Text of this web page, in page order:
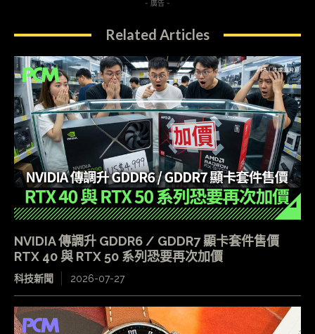
- 廣告 -
Related Articles
NVIDIA 傳調升 GDDR6 / GDDR7 顯卡套件售價
RTX 40 與 RTX 50 系列恐要再次加價
科技新聞 2026-07-27